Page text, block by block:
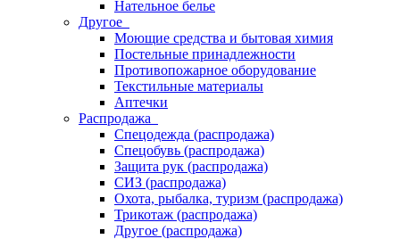
Нательное белье
Другое
Моющие средства и бытовая химия
Постельные принадлежности
Противопожарное оборудование
Текстильные материалы
Аптечки
Распродажа
Спецодежда (распродажа)
Спецобувь (распродажа)
Защита рук (распродажа)
СИЗ (распродажа)
Охота, рыбалка, туризм (распродажа)
Трикотаж (распродажа)
Другое (распродажа)